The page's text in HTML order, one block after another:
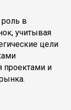
в
учитывая
цели
проектами и